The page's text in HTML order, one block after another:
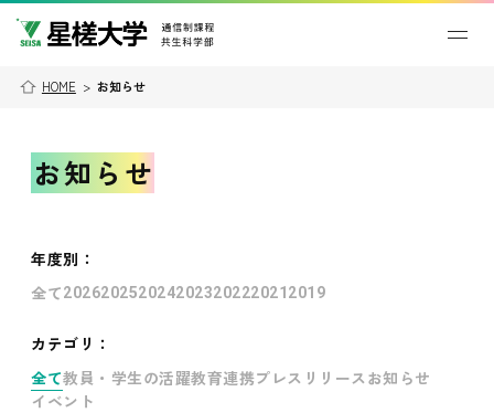
HOME > お知らせ
お知らせ
年度別 ：
全て202620252024202320222021 2019
カテゴリ：
全て教員・学生の活躍教育連携プレスリリース お知らせ
イベント